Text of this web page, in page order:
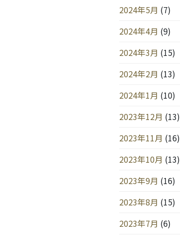
2024年5月 (7)
2024年4月 (9)
2024年3月 (15)
2024年2月 (13)
2024年1月 (10)
2023年12月 (13)
2023年11月 (16)
2023年10月 (13)
2023年9月 (16)
2023年8月 (15)
2023年7月 (6)